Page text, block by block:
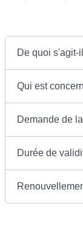
De quoi s'agit-
Qui est
Demande de
Durée de